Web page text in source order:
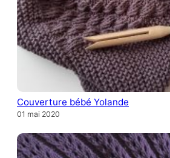
Couverture bébé Yolande
01 mai 2020